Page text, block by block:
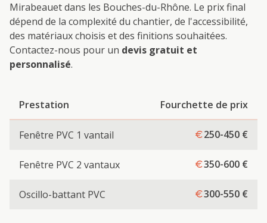
Mirabeauet dans les Bouches-du-Rhône. Le prix final
dépend de la complexité du chantier, de l'accessibilité,
des matériaux choisis et des finitions souhaitées.
Contactez-nous pour un devis gratuit et
personnalisé.
Prestation Fourchette de prix
Fenêtre PVC 1 vantail 250-450 €
Fenêtre PVC 2 vantaux 350-600 €
Oscillo-battant PVC 300-550 €